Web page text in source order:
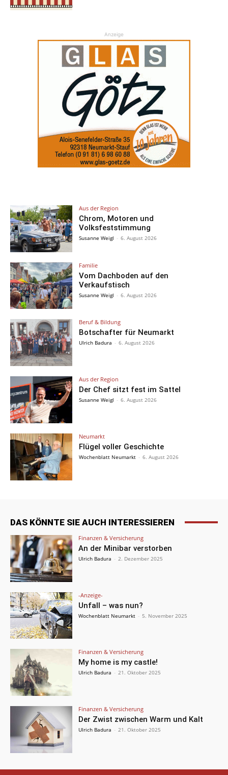
Anzeige
Aus der Region
Chrom, Motoren und
Volksfeststimmung
Susanne Weigl - 6. August 2026
Familie
Vom Dachboden auf den
Verkaufstisch
Susanne Weigl - 6. August 2026
Beruf & Bildung
Botschafter für Neumarkt
Ulrich Badura - 6. August 2026
Aus der Region
Der Chef sitzt fest im Sattel
Susanne Weigl - 6. August 2026
Neumarkt
Flügel voller Geschichte
Wochenblatt Neumarkt - 6. August 2026
DAS KÖNNTE SIE AUCH INTERESSIEREN
Finanzen & Versicherung
An der Minibar verstorben
Ulrich Badura - 2. Dezember 2025
-Anzeige-
Unfall – was nun?
Wochenblatt Neumarkt - 5. November 2025
Finanzen & Versicherung
My home is my castle!
Ulrich Badura - 21. Oktober 2025
Finanzen & Versicherung
Der Zwist zwischen Warm und Kalt
Ulrich Badura - 21. Oktober 2025